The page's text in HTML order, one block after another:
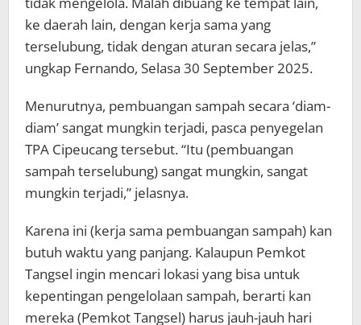
ke daerah lain, dengan kerja sama yang
terselubung, tidak dengan aturan secara jelas,”
ungkap Fernando, Selasa 30 September 2025.
Menurutnya, pembuangan sampah secara ‘diam-
diam’ sangat mungkin terjadi, pasca penyegelan
TPA Cipeucang tersebut. “Itu (pembuangan
sampah terselubung) sangat mungkin, sangat
mungkin terjadi,” jelasnya.
Karena ini (kerja sama pembuangan sampah) kan
butuh waktu yang panjang. Kalaupun Pemkot
Tangsel ingin mencari lokasi yang bisa untuk
kepentingan pengelolaan sampah, berarti kan
mereka (Pemkot Tangsel) harus jauh-jauh hari